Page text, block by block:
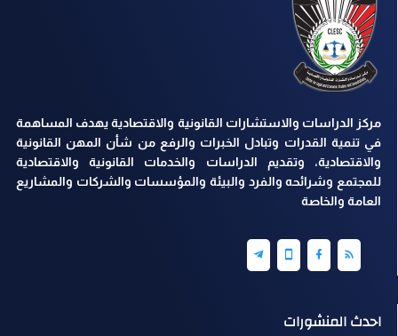
مركز الدراسات والاستشارات القانونية والاقتصادية يهدف المساهمة
في تنمية القدرات وتبادل الخبرات والرفع من شأن المهن القانونية
والاقتصادية، وتقديم الدراسات والخدمات القانونية والاقتصادية
للمجتمع وشرائحه والفرد والبيئة والمؤسسات والشركات والمشاريع
العامة والخاصة
احدث المنشورات